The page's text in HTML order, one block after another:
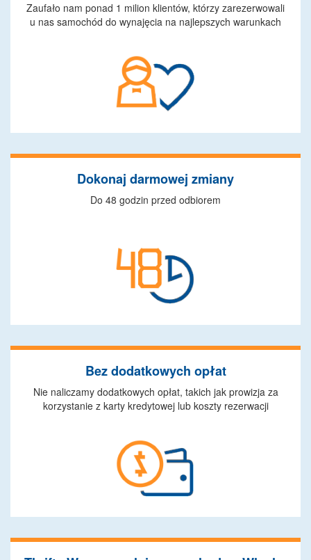
Zaufało nam ponad 1 milion klientów, którzy zarezerwowali
u nas samochód do wynajęcia na najlepszych warunkach
Dokonaj darmowej zmiany
Do 48 godzin przed odbiorem
Bez dodatkowych opłat
Nie naliczamy dodatkowych opłat, takich jak prowizja za
korzystanie z karty kredytowej lub koszty rezerwacji